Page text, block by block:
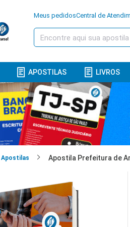
Meus pedidosCentral de
APOSTILAS LIVROS
Apostilas